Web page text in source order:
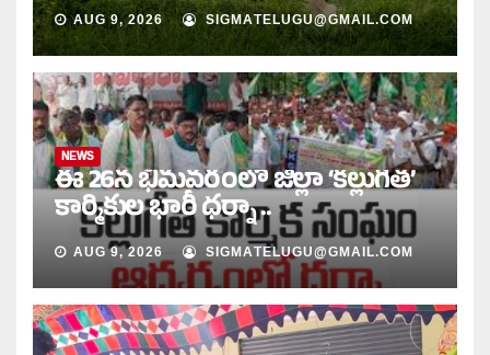
AUG 9, 2026 SIGMATELUGU@GMAIL.COM
NEWS
ఈ 26న భీమవరంలో జిల్లా ‘కల్లుగీత’
కార్మికుల భారీ ధర్నా ..
AUG 9, 2026 SIGMATELUGU@GMAIL.COM